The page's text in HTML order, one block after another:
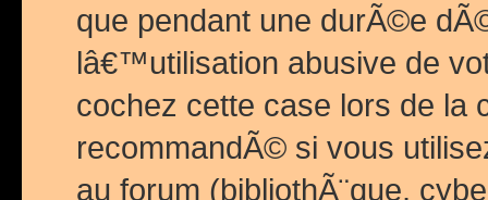
que pendant une durÃ©e
lâ€™utilisation abusive de
cochez cette case lors de
recommandÃ© si vous
au forum (bibliothÃ¨que,